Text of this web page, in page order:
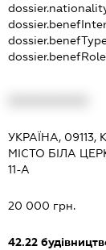
УКРАЇНА,
МІСТО БІЛА
11-А
20 000 грн.
42.22